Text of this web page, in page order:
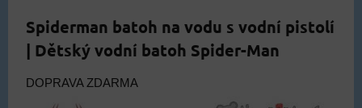
Spiderman batoh na vodu s vodní pistolí
| Dětský vodní batoh Spider-Man
DOPRAVA ZDARMA